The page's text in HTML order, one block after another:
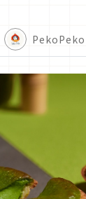
PekoPeko